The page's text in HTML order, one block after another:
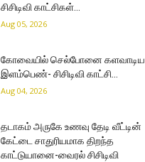
சிசிடிவி காட்சிகள்…
Aug 05, 2026
கோவையில் செல்போனை களவாடிய
இளம்பெண்- சிசிடிவி காட்சி…
Aug 04, 2026
தடாகம் அருகே உணவு தேடி வீட்டின்
கேட்டை சாதுரியமாக திறந்த
காட்டுயானை-வைரல் சிசிடிவி